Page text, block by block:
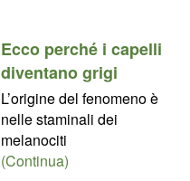
Ecco perché i capelli
diventano grigi
L’origine del fenomeno è
nelle staminali dei
melanociti
(Continua)